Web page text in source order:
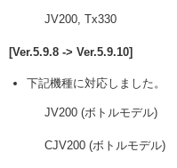
JV200, Tx330
[Ver.5.9.8 -> Ver.5.9.10]
下記機種に対応しました。
JV200 (ボトルモデル)
CJV200 (ボトルモデル)